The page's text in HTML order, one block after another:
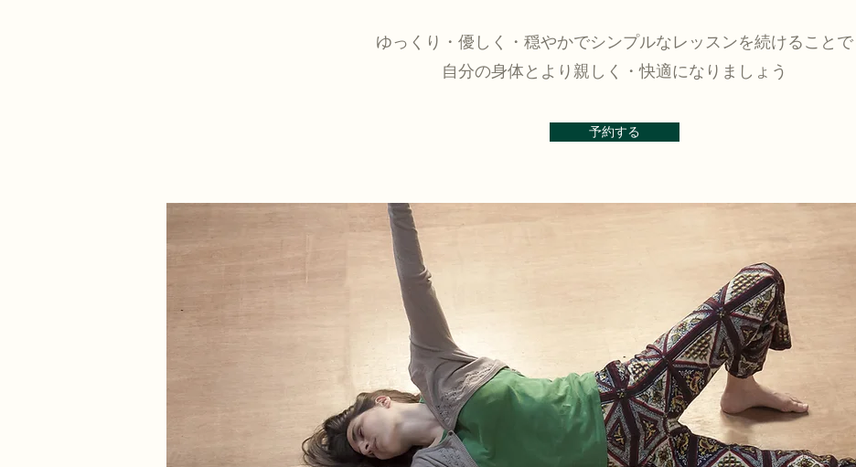
ゆっくり・優しく・穏やかでシンプルなレッスンを続けることで
自分の身体とより親しく・快適になりましょう
予約する